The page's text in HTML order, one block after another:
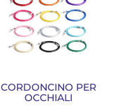
CORDONCINO PER
OCCHIALI